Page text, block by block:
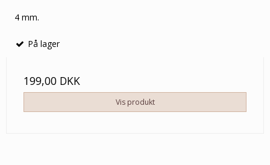
4 mm.
På lager
199,00 DKK
Vis produkt